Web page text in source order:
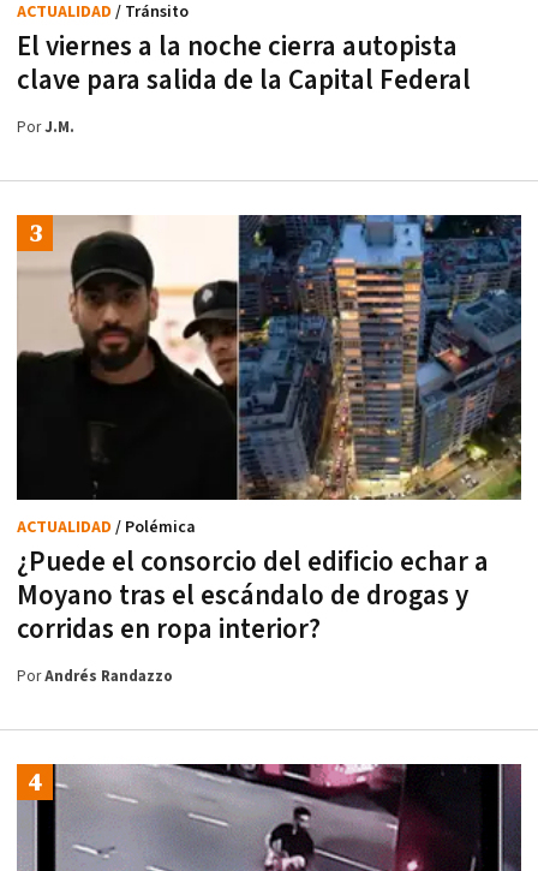
El viernes a la noche cierra autopista
clave para salida de la Capital Federal
ACTUALIDAD / Tránsito
PorJ.M.
¿Puede el consorcio del edificio echar a
Moyano tras el escándalo de drogas y
corridas en ropa interior?
ACTUALIDAD / Polémica
PorAndrés Randazzo